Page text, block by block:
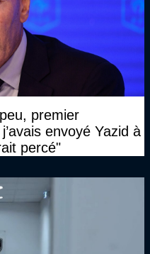
premier
envoyé Yazid à
percé"